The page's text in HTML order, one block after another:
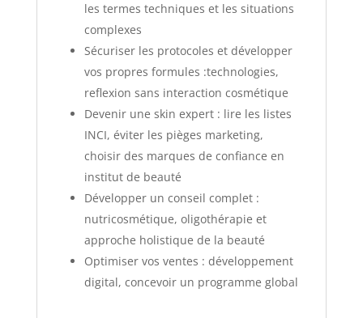
les termes techniques et les situations
complexes
Sécuriser les protocoles et développer
vos propres formules :technologies,
reflexion sans interaction cosmétique
Devenir une skin expert : lire les listes
INCI, éviter les pièges marketing,
choisir des marques de confiance en
institut de beauté
Développer un conseil complet :
nutricosmétique, oligothérapie et
approche holistique de la beauté
Optimiser vos ventes : développement
digital, concevoir un programme global